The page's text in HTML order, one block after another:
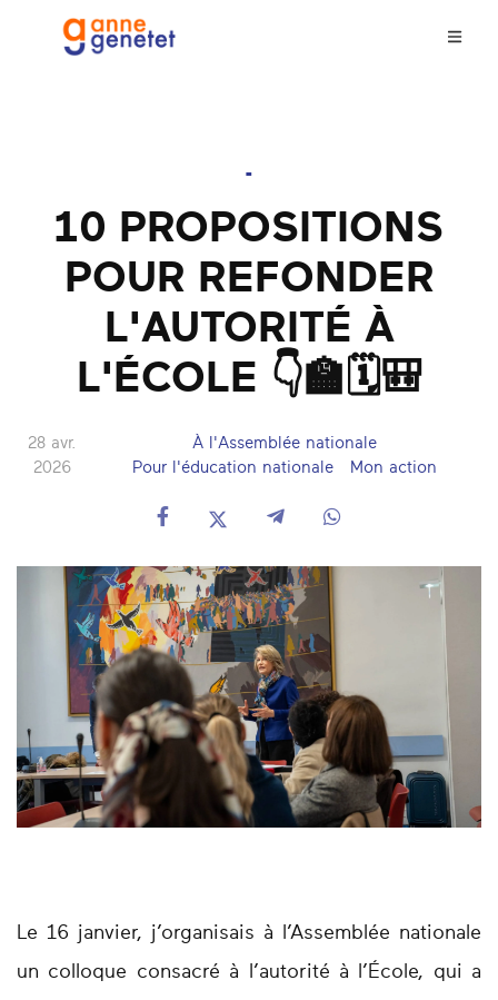
-
10 PROPOSITIONS
POUR REFONDER
L'AUTORITÉ À
L'ÉCOLE 👇🏫🗓️🎒
28 avr.
2026
À l'Assemblée nationale
Pour l'éducation nationale
Mon action
Le 16 janvier, j’organisais à l’Assemblée nationale
un colloque consacré à l’autorité à l’École, qui a